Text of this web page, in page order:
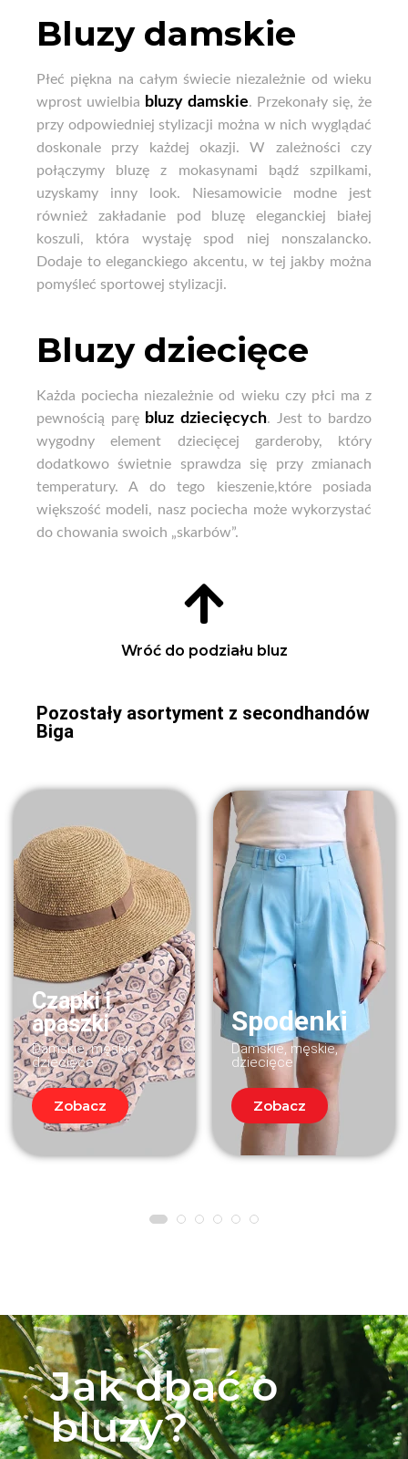
Bluzy damskie
Płeć piękna na całym świecie niezależnie od wieku
wprost uwielbia bluzy damskie. Przekonały się, że
przy odpowiedniej stylizacji można w nich wyglądać
doskonale przy każdej okazji. W zależności czy
połączymy bluzę z mokasynami bądź szpilkami,
uzyskamy inny look. Niesamowicie modne jest
również zakładanie pod bluzę eleganckiej białej
koszuli, która wystaję spod niej nonszalancko.
Dodaje to eleganckiego akcentu, w tej jakby można
pomyśleć sportowej stylizacji.
Bluzy dziecięce
Każda pociecha niezależnie od wieku czy płci ma z
pewnością parę bluz dziecięcych. Jest to bardzo
wygodny element dziecięcej garderoby, który
dodatkowo świetnie sprawdza się przy zmianach
temperatury. A do tego kieszenie,które posiada
większość modeli, nasz pociecha może wykorzystać
do chowania swoich „skarbów”.
Wróć do podziału bluz
Pozostały asortyment z secondhandów
Biga
Czapki i
apaszki
Damskie, męskie,
dziecięce
Zobacz
Spodenki
Damskie, męskie,
dziecięce
Zobacz
Jak dbać o
bluzy?